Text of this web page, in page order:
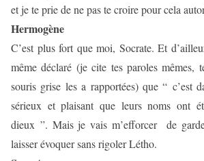
et je te prie de ne pas te croire pour cela
Hermogène
C’est plus fort que moi, Socrate. Et
même déclaré (je cite tes paroles mêmes,
souris grise les a rapportées) que “ c’est
sérieux et plaisant que leurs noms ont
dieux ”. Mais je vais m’efforcer
de
laisser évoquer sans rigoler Létho.